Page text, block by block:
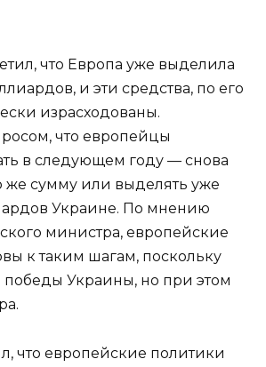
что Европа уже выделила
и эти средства, по его
израсходованы.
что европейцы
в следующем году — снова
же сумму или выделять уже
Украине. По мнению
министра, европейские
к таким шагам, поскольку
победы Украины, но при этом
что европейские политики